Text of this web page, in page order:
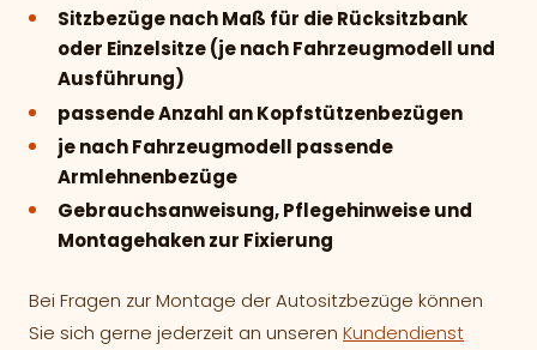
Sitzbezüge nach Maß für die Rücksitzbank
oder Einzelsitze (je nach Fahrzeugmodell und
Ausführung)
passende Anzahl an Kopfstützenbezügen
je nach Fahrzeugmodell passende
Armlehnenbezüge
Gebrauchsanweisung, Pflegehinweise und
Montagehaken zur Fixierung
Bei Fragen zur Montage der Autositzbezüge können
Sie sich gerne jederzeit an unseren Kundendienst